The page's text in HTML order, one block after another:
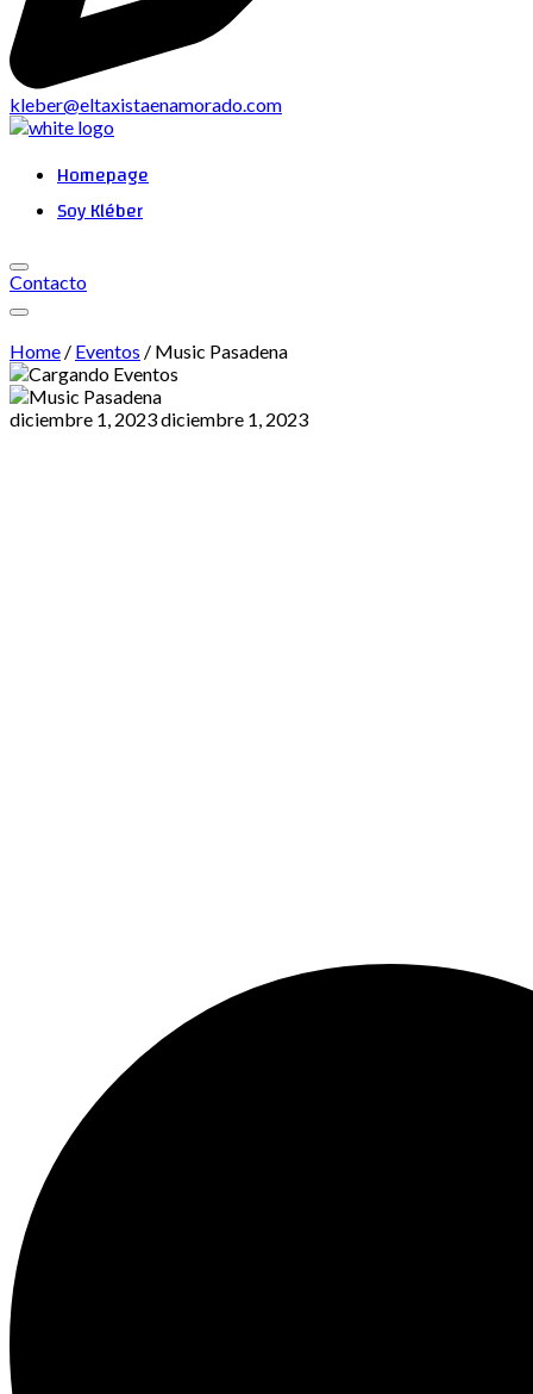
kleber@eltaxistaenamorado.com
Homepage
Soy Kléber
Contacto
Home / Eventos / Music Pasadena
diciembre 1, 2023diciembre 1, 2023